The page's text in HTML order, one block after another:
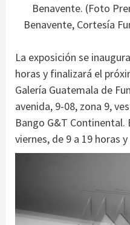
Benavente. (Foto
Benavente, Cortesía
La exposición se
horas y finalizará el
Galería Guatemala de
avenida, 9-08, zona 9,
Bango G&T Continental.
viernes, de 9 a 19 horas